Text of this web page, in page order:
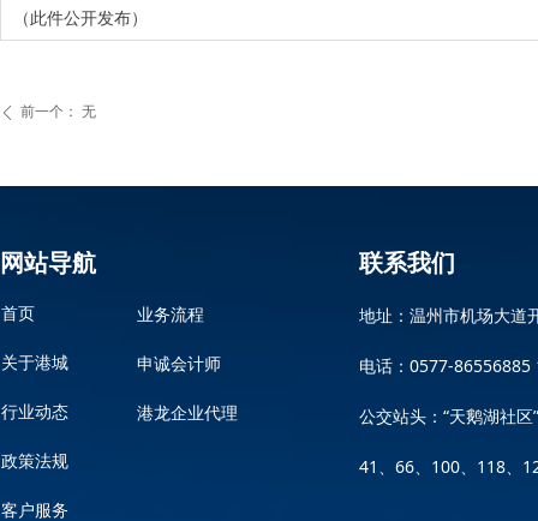
（此件公开发布）
ꄴ 前一个： 无
网站导航
首页
关于港城
行业动态
政策法规
客户服务
业务流程
申诚会计师
港龙企业代理
联系我们
地址：温州市机场大道
电话：0577-
公交站头：“天鹅湖社
41、66、100、118、